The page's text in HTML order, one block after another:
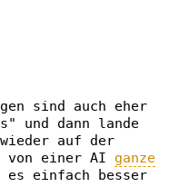
sind auch eher
und dann lande
auf der
von einer AI ganze
einfach besser